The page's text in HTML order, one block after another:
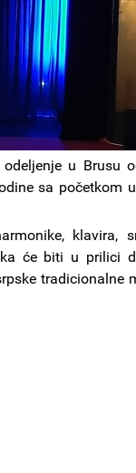
u Brusu
sa početkom
klavira,
će biti u prilici
tradicionalne